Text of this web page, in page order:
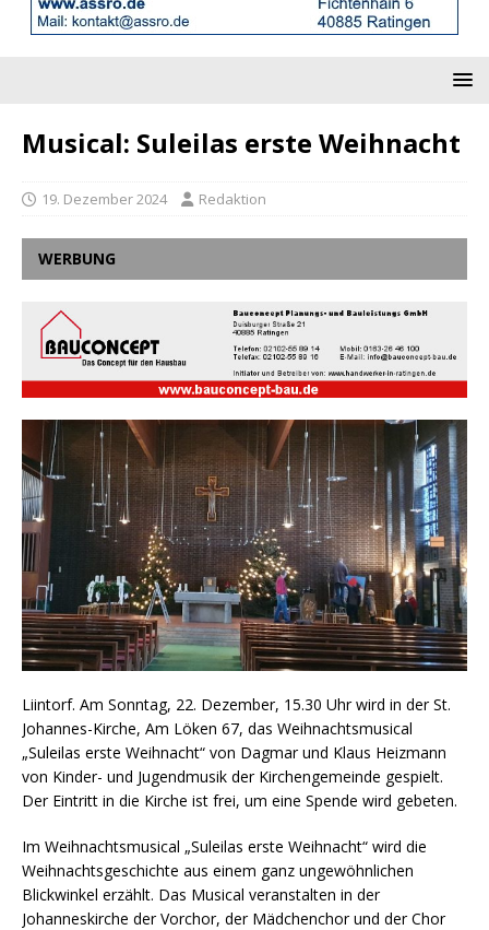
Musical: Suleilas erste Weihnacht
19. Dezember 2024 Redaktion
WERBUNG
Liintorf. Am Sonntag, 22. Dezember, 15.30 Uhr wird in der St.
Johannes-Kirche, Am Löken 67, das Weihnachtsmusical
„Suleilas erste Weihnacht“ von Dagmar und Klaus Heizmann
von Kinder- und Jugendmusik der Kirchengemeinde gespielt.
Der Eintritt in die Kirche ist frei, um eine Spende wird gebeten.
Im Weihnachtsmusical „Suleilas erste Weihnacht“ wird die
Weihnachtsgeschichte aus einem ganz ungewöhnlichen
Blickwinkel erzählt. Das Musical veranstalten in der
Johanneskirche der Vorchor, der Mädchenchor und der Chor